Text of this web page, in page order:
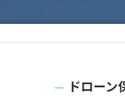
ドロー